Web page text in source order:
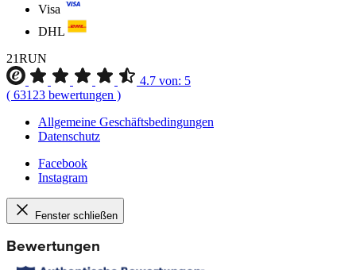
Visa
DHL
21RUN
4.7 von: 5
( 63123 bewertungen )
Allgemeine Geschäftsbedingungen
Datenschutz
Facebook
Instagram
Fenster schließen